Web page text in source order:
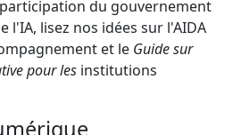
du gouvernement
l'IA, lisez nos idées sur l'AIDA
et le Guide sur
pour les institutions